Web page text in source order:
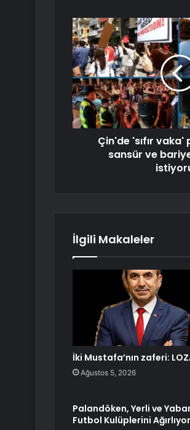
Çin'de 'sıfır
sansür ve
İlgili Makaleler
İki Mustafa’nın zaferi:
Ağustos 5, 2026
Palandöken, Yerli ve
Futbol Kulüplerini Ağırlıyor